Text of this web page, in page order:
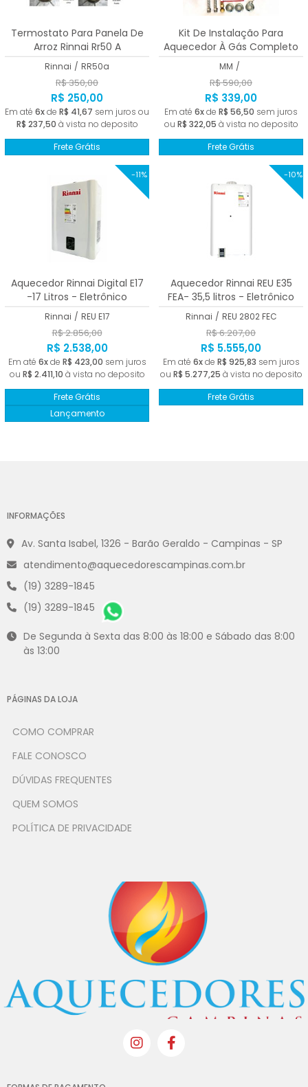
Termostato Para Panela De
Arroz Rinnai Rr50 A
Rinnai / RR50a
R$ 350,00
R$ 250,00
Em até 6xde R$ 41,67 sem juros ou
R$ 237,50 à vista no deposito
Frete Grátis
Kit De Instalação Para
Aquecedor À Gás Completo
Homologado
MM /
R$ 590,00
R$ 339,00
Em até 6xde R$ 56,50 sem juros
ou R$ 322,05 à vista no deposito
Frete Grátis
-11%
Aquecedor Rinnai Digital E17
-17 Litros - Eletrônico
Rinnai / REU E17
R$ 2.856,00
R$ 2.538,00
Em até 6xde R$ 423,00 sem juros
ou R$ 2.411,10 à vista no deposito
Frete Grátis
Lançamento
-10%
Aquecedor Rinnai REU E35
FEA- 35,5 litros - Eletrônico
Rinnai / REU 2802 FEC
R$ 6.207,00
R$ 5.555,00
Em até 6xde R$ 925,83 sem juros
ou R$ 5.277,25 à vista no deposito
Frete Grátis
INFORMAÇÕES
Av. Santa Isabel, 1326 - Barão Geraldo - Campinas - SP
atendimento@aquecedorescampinas.com.br
(19) 3289-1845
(19) 3289-1845
De Segunda à Sexta das 8:00 às 18:00 e Sábado das 8:00
às 13:00
PÁGINAS DA LOJA
COMO COMPRAR
FALE CONOSCO
DÚVIDAS FREQUENTES
QUEM SOMOS
POLÍTICA DE PRIVACIDADE